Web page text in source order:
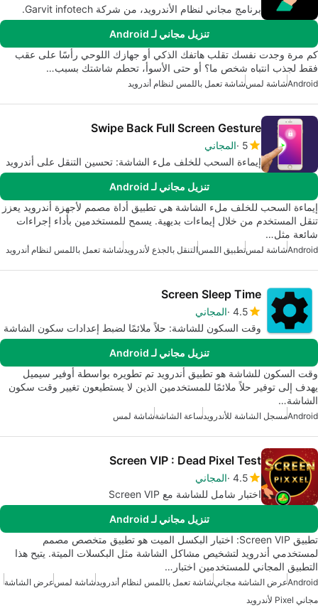
برنامج مجاني لنظام الأندرويد، من شركة Garvit infotech.
تنزيل مجاني لـ Android
كم مرة وجدت نفسك تقلب هاتفك الذكي أو جهازك اللوحي رأسًا على عقب
فقط لجذب انتباه شخص ما؟ أو حتى الأسوأ، تحطم شاشتك بسبب…
Androidشاشة لمسشاشة تعمل باللمس لنظام أندرويد
Swipe Back Full Screen Gesture
5 المجاني
إيماءة السحب للخلف ملء الشاشة: تحسين التنقل على أندرويد
تنزيل مجاني لـ Android
إيماءة السحب للخلف ملء الشاشة هي تطبيق أداة مصمم لأجهزة أندرويد يعزز
تنقل المستخدم من خلال إيماءات بديهية. يسمح للمستخدمين بأداء إجراءات
شائعة مثل…
Androidشاشة لمستطبيق اللمسالتنقل بالجذع لأندرويدشاشة تعمل باللمس لنظام أندرويد
Screen Sleep Time
4.5 المجاني
وقت السكون للشاشة: حلاً ملائمًا لضبط إعدادات سكون الشاشة
تنزيل مجاني لـ Android
وقت السكون للشاشة هو تطبيق أندرويد تم تطويره بواسطة أوفير سيميل
يهدف إلى توفير حلاً ملائمًا للمستخدمين الذين لا يستطيعون تغيير وقت سكون
الشاشة…
Androidمسجل الشاشة للأندرويدساعة الشاشةشاشة لمس
Screen VIP : Dead Pixel Test
4.5 المجاني
اختبار شامل للشاشة مع Screen VIP
تنزيل مجاني لـ Android
تطبيق Screen VIP: اختبار البكسل الميت هو تطبيق متخصص مصمم
لمستخدمي أندرويد لتشخيص مشاكل الشاشة مثل البكسلات الميتة. يتيح هذا
التطبيق المجاني للمستخدمين اختبار…
Androidعرض الشاشة مجانيشاشة تعمل باللمس لنظام أندرويدشاشة لمسعرض الشاشة
مجاني Pixel لأندرويد